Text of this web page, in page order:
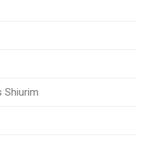
Shiurim